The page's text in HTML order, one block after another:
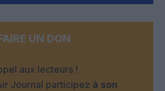
UN DON
aux lecteurs !
Journal participez à son